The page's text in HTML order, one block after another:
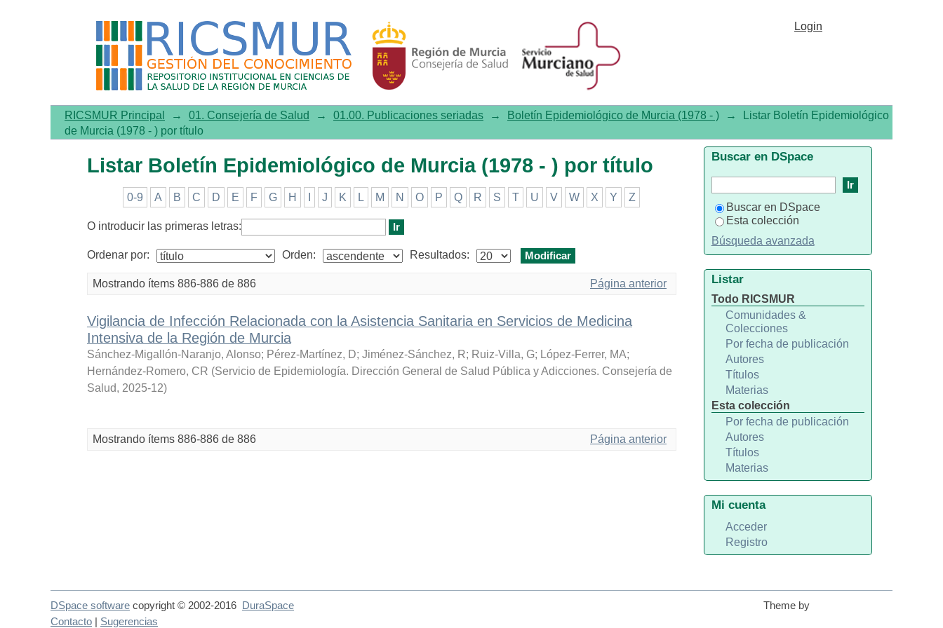
Listar Boletín Epidemiológico de Murcia (1978 - ) por título Login
RICSMUR Principal → 01. Consejería de Salud → 01.00. Publicaciones seriadas → Boletín Epidemiológico de Murcia (1978 - ) →
Listar Boletín Epidemiológico
de Murcia (1978 - ) por título
Listar Boletín Epidemiológico de Murcia (1978 - ) por título
0-9 A B C D E F G H J K L M N O P Q R S T U V W X Y Z
O introducir las primeras letras:
Ordenar por: Orden: Resultados:
Mostrando ítems 886-886 de 886 Página anterior
Vigilancia de Infección Relacionada con la Asistencia Sanitaria en Servicios de Medicina
Intensiva de la Región de Murcia
Sánchez-Migallón-Naranjo, Alonso; Pérez-Martínez, D; Jiménez-Sánchez, R; Ruiz-Villa, G; López-Ferrer, MA;
Hernández-Romero, CR (Servicio de Epidemiología. Dirección General de Salud Pública y Adicciones. Consejería de
Salud, 2025-12)
Mostrando ítems 886-886 de 886 Página anterior
Buscar en DSpace
Buscar en DSpace
Esta colección
Búsqueda avanzada
Listar
Todo RICSMUR
Comunidades &
Colecciones
Por fecha de publicación
Autores
Títulos
Materias
Esta colección
Por fecha de publicación
Autores
Títulos
Materias
Mi cuenta
Acceder
Registro
DSpace software copyright © 2002-2016 DuraSpace
Theme by
Contacto
Sugerencias